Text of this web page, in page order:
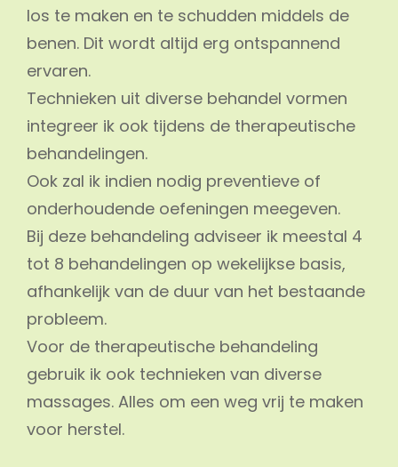
los te maken en te schudden middels de
benen. Dit wordt altijd erg ontspannend
ervaren.
Technieken uit diverse behandel vormen
integreer ik ook tijdens de therapeutische
behandelingen.
Ook zal ik indien nodig preventieve of
onderhoudende oefeningen meegeven.
Bij deze behandeling adviseer ik meestal 4
tot 8 behandelingen op wekelijkse basis,
afhankelijk van de duur van het bestaande
probleem.
Voor de therapeutische behandeling
gebruik ik ook technieken van diverse
massages. Alles om een weg vrij te maken
voor herstel.